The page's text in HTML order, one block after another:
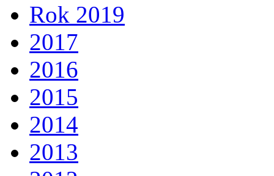
Rok 2019
2017
2016
2015
2014
2013